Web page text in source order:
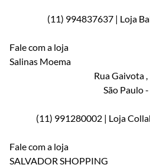
(11) 994837637 | Loja
Fale com a loja
Salinas Moema
Rua Gaivota
São Paulo-
(11) 991280002 | Loja
Fale com a loja
SALVADOR SHOPPING